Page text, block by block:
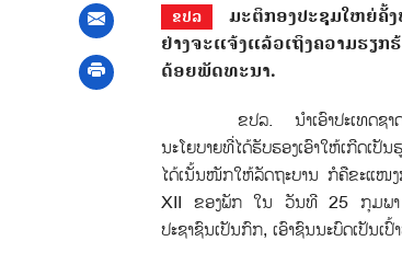
ຂປລ
ມະຕິກອງປະຊຸມໃຫຍ່ຄັ້
ຢ່າງຈະແຈ້ງແລ້ວເຖິງຄວາມຮຽ
ດ້ອຍພັດທະນາ.
ຂປລ. ນໍາເອົາປະເທດຊາດກ້າວເ
ນະໂຍບາຍທ່ີໄດ້ຮັບຮອງເອົາໃຫ້ເກີດເ
ໄດ້ເນັ້ນໜັກໃຫ້ລັດຖະບານ ກໍຄືຂະແໜງ
XII ຂອງພັກ ໃນ ວັນທີ 25 ກຸມພາ
ປະຊາຊົນເປັນກົກ, ເອົາຊົນນະບົດເປັນເ